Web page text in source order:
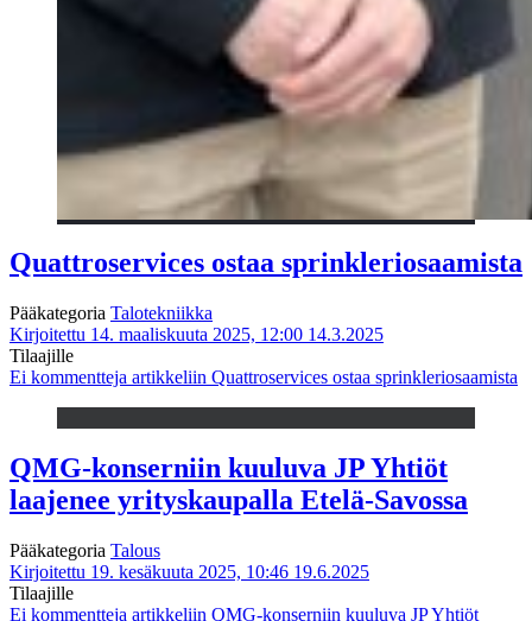
Quattroservices ostaa sprinkleriosaamista
Pääkategoria Talotekniikka
Kirjoitettu 14. maaliskuuta 2025, 12:00 14.3.2025
Tilaajille
Ei kommentteja artikkeliin Quattroservices ostaa sprinkleriosaamista
QMG-konserniin kuuluva JP Yhtiöt
laajenee yrityskaupalla Etelä-Savossa
Pääkategoria Talous
Kirjoitettu 19. kesäkuuta 2025, 10:46 19.6.2025
Tilaajille
Ei kommentteja artikkeliin QMG-konserniin kuuluva JP Yhtiöt